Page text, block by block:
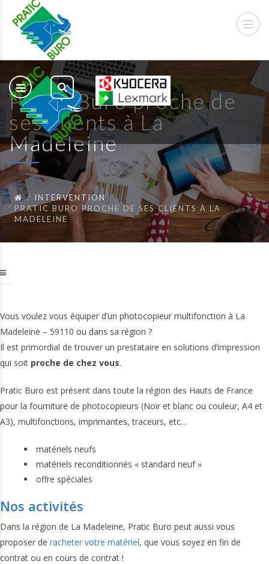
Pratic Buro proche de
ses clients à La
Madeleine
INTERVENTION
PRATIC BURO PROCHE DE SES CLIENTS À LA
MADELEINE
Vous voulez vous équiper d’un photocopieur multifonction à La
Madeleine – 59110 ou dans sa région ?
Il est primordial de trouver un prestataire en solutions d’impression
qui soit proche de chez vous.
Pratic Buro est présent dans toute la région des Hauts de France
pour la fourniture de photocopieurs (Noir et blanc ou couleur, A4 et
A3), multifonctions, imprimantes, traceurs, etc…
matériels neufs
matériels reconditionnés « standard neuf »
offre spéciales
Nos activités
Dans la région de La Madeleine, Pratic Buro peut aussi vous
proposer de racheter votre matériel, que vous soyez en fin de
contrat ou en cours de contrat !